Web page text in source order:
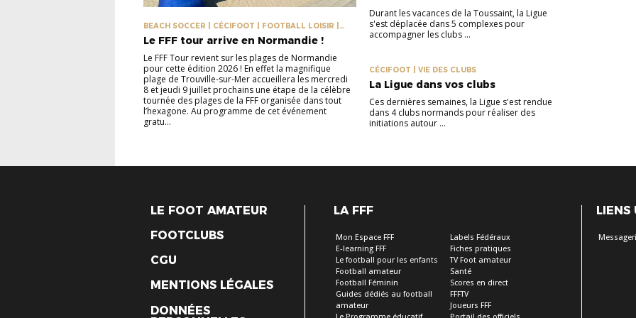
BEACH SOCCER | CÉCIFOOT | FOOTBALL LOISIR |
FUTNET
Le FFF tour arrive en Normandie !
Le FFF Tour revient sur les plages de Normandie
pour cette édition 2026 ! En effet la magnifique
plage de Trouville-sur-Mer accueillera les mercredi
8 et jeudi 9 juillet prochains une étape de la célèbre
tournée des plages de la FFF organisée dans tout
l’hexagone. Au programme de cet événement
gratu...
Durant les vacances de la Toussaint, la Ligue
s'est déplacée dans 5 complexes pour
accompagner les clubs ...
CÉCIFOOT | VIE DES CLUBS
La Ligue dans vos clubs
Ces dernières semaines, la Ligue s'est rendue
dans 4 clubs normands pour réaliser des
initiations autour ...
LE FOOT AMATEUR
FOOTCLUBS
CGU
MENTIONS LÉGALES
DONNÉES
LA FFF
Mon Espace FFF
E-learning FFF
Le football pour les enfants
Football amateur
Football Féminin
Guides dédiés au football
amateur
Labels Fédéraux
Fiches pratiques
TV Foot amateur
Santé
Scores en direct
FFFTV
Joueurs FFF
LIENS